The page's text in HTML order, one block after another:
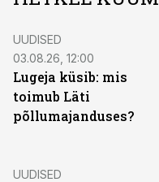
UUDISED
03.08.26, 12:00
Lugeja küsib: mis
toimub Läti
põllumajanduses?
UUDISED